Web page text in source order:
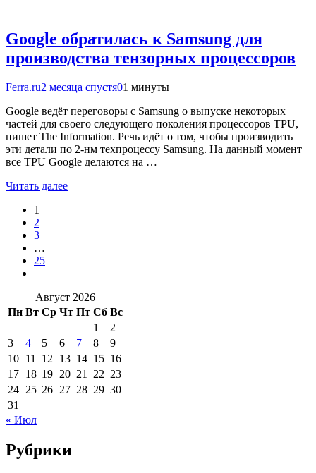
Google обратилась к Samsung для
производства тензорных процессоров
Ferra.ru2 месяца спустя01 минуты
Google ведёт переговоры с Samsung о выпуске некоторых
частей для своего следующего поколения процессоров TPU,
пишет The Information. Речь идёт о том, чтобы производить
эти детали по 2-нм техпроцессу Samsung. На данный момент
все TPU Google делаются на …
Читать далее
1
2
3
…
25
Август 2026
Пн Вт Ср Чт Пт Сб Вс
1
2
3
4 5 6 7 8
9
10 11 12 13 14 15 16
17 18 19 20 21 22 23
24 25 26 27 28 29 30
31
« Июл
Рубрики